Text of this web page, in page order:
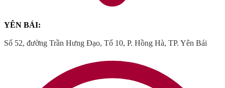
YÊN BÁI:
Số 52, đường Trần Hưng Đạo, Tổ 10, P. Hồng Hà, TP. Yên Bái